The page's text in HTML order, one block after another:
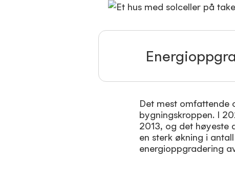
Det mest omfattende
bygningskroppen. I
2013, og det høyeste
en sterk økning i
energioppgradering